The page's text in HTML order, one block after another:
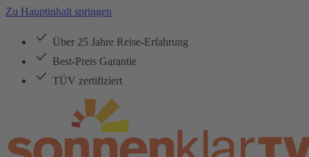
Zu Hauptinhalt springen
Über 25 Jahre Reise-Erfahrung
Best-Preis Garantie
TÜV zertifiziert